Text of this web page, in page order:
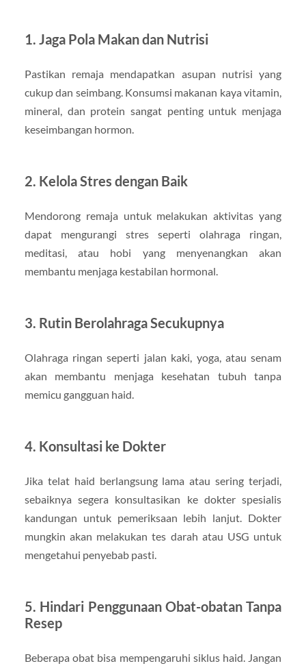
1. Jaga Pola Makan dan Nutrisi
Pastikan remaja mendapatkan asupan nutrisi yang
cukup dan seimbang. Konsumsi makanan kaya vitamin,
mineral, dan protein sangat penting untuk menjaga
keseimbangan hormon.
2. Kelola Stres dengan Baik
Mendorong remaja untuk melakukan aktivitas yang
dapat mengurangi stres seperti olahraga ringan,
meditasi, atau hobi yang menyenangkan akan
membantu menjaga kestabilan hormonal.
3. Rutin Berolahraga Secukupnya
Olahraga ringan seperti jalan kaki, yoga, atau senam
akan membantu menjaga kesehatan tubuh tanpa
memicu gangguan haid.
4. Konsultasi ke Dokter
Jika telat haid berlangsung lama atau sering terjadi,
sebaiknya segera konsultasikan ke dokter spesialis
kandungan untuk pemeriksaan lebih lanjut. Dokter
mungkin akan melakukan tes darah atau USG untuk
mengetahui penyebab pasti.
5. Hindari Penggunaan Obat-obatan Tanpa
Resep
Beberapa obat bisa mempengaruhi siklus haid. Jangan